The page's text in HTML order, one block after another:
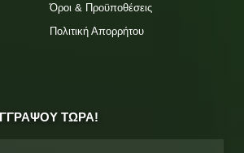
Όροι & Προϋποθέσεις
Πολιτική Απορρήτου
ΤΩΡΑ!